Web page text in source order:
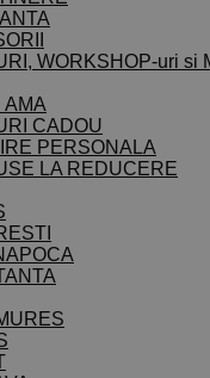
WORKSHOP-uri si
AMA
CADOU
PERSONALA
LA REDUCERE